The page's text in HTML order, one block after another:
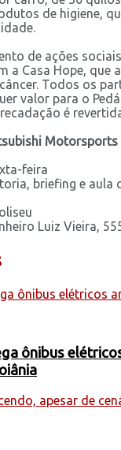
de higiene,
de ações
a Casa Hope, que
Todos os
valor para o
é
Motorsports
feira
briefing e aula
Luiz Vieira,
ônibus